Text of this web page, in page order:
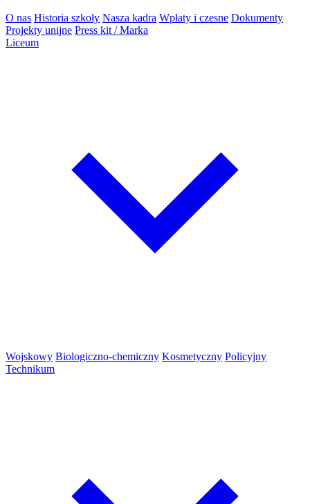
O nas Historia szkoły Nasza kadra Wpłaty i czesne Dokumenty
Projekty unijne Press kit / Marka
Liceum
Wojskowy Biologiczno-chemiczny Kosmetyczny Policyjny
Technikum